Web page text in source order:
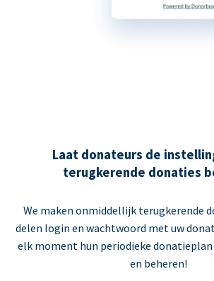
Laat donateurs de
terugkerende donaties
We maken onmiddellijk terugkerende
delen login en wachtwoord met uw
elk moment hun periodieke donatieplan
en beheren!